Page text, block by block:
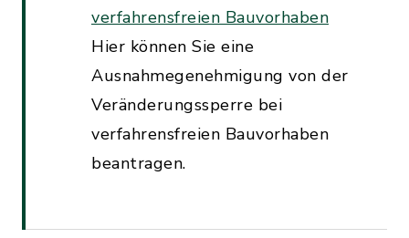
verfahrensfreien Bauvorhaben
Hier können Sie eine
Ausnahmegenehmigung von der
Veränderungssperre bei
verfahrensfreien Bauvorhaben
beantragen.